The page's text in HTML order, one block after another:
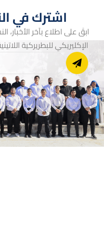
اشترك في
ابقَ على اطلاع بآخر
الإكليريكي للبطريركية